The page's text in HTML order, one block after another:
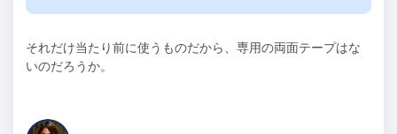
それだけ当たり前に使うものだから、専用の両面テープはな
いのだろうか。